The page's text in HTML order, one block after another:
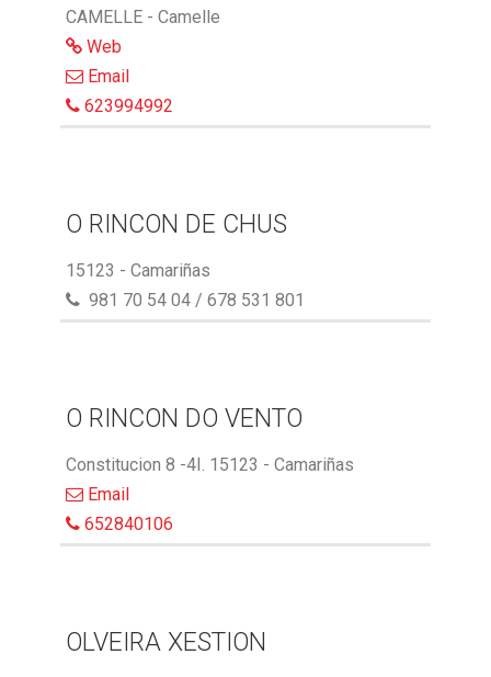
CAMELLE - Camelle
Web
Email
623994992
O RINCON DE CHUS
15123 - Camariñas
981 70 54 04 / 678 531 801
O RINCON DO VENTO
Constitucion 8 -4I. 15123 - Camariñas
Email
652840106
OLVEIRA XESTION